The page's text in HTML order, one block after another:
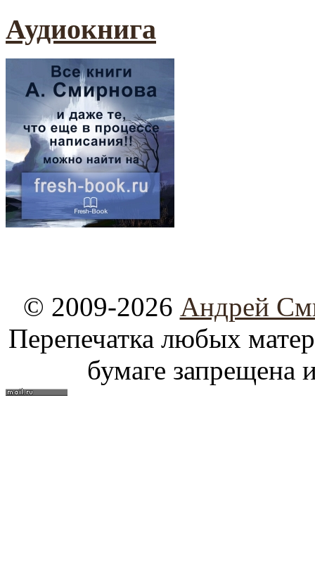
Аудиокнига
© 2009-2026 Андрей
Перепечатка любых
бумаге запрещена